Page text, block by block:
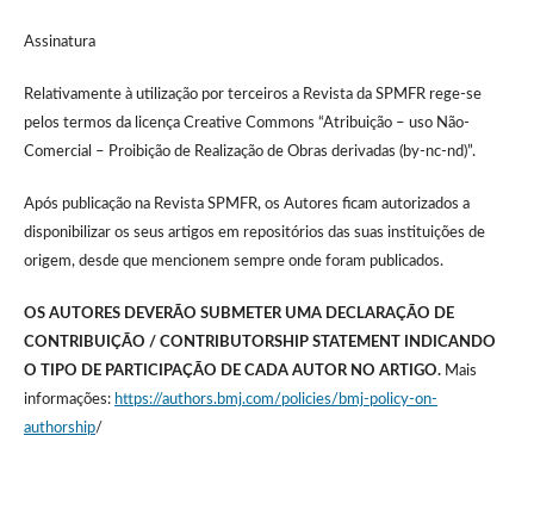
Assinatura
Relativamente à utilização por terceiros a Revista da SPMFR rege-se
pelos termos da licença Creative Commons “Atribuição – uso Não-
Comercial – Proibição de Realização de Obras derivadas (by-nc-nd)”.
Após publicação na Revista SPMFR, os Autores ficam autorizados a
disponibilizar os seus artigos em repositórios das suas instituições de
origem, desde que mencionem sempre onde foram publicados.
OS AUTORES DEVERÃO SUBMETER UMA DECLARAÇÃO DE
CONTRIBUIÇÃO / CONTRIBUTORSHIP STATEMENT INDICANDO
O TIPO DE PARTICIPAÇÃO DE CADA AUTOR NO ARTIGO.Mais
informações: https://authors.bmj.com/policies/bmj-policy-on-
authorship/